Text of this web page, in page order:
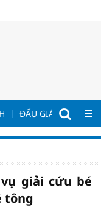
ĐẤU GIÁ - ĐẤU
giải cứu bé
tông